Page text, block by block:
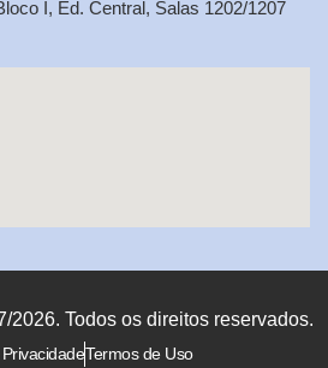
I, Ed. Central, Salas 1202/1207
2026. Todos os direitos reservados.
Termos de Uso